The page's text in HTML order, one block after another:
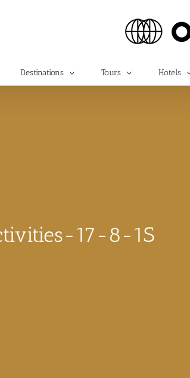
Destinations Tours Hotels
17-8-1S